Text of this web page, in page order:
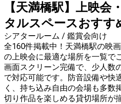
【天満橋駅】上映会
タルスペースおすす
シアタールーム / 鑑賞会向け
全160件掲載中！天満橋駅の映
の上映会に最適な場所を一覧で
画面スクリーン完備で、少人数
で対応可能です。防音設備や快
く、持ち込み自由の会場も多数
切り作品を楽しめる貸切場所が